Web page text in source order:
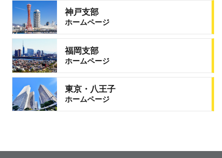
神戸支部
ホームページ
福岡支部
ホームページ
東京・八王子
ホームページ